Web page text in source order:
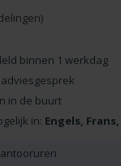
binnen 1 werkdag
in de buurt
in: Engels,